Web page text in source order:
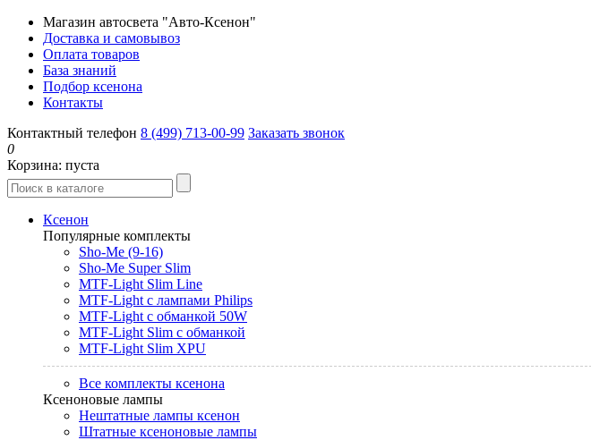
Магазин автосвета "Авто-Ксенон"
Доставка и самовывоз
Оплата товаров
База знаний
Подбор ксенона
Контакты
Контактный телефон 8 (499) 713-00-99 Заказать звонок
0
Корзина: пуста
Ксенон
Популярные комплекты
Sho-Me (9-16)
Sho-Me Super Slim
MTF-Light Slim Line
MTF-Light с лампами Philips
MTF-Light с обманкой 50W
MTF-Light Slim с обманкой
MTF-Light Slim XPU
Все комплекты ксенона
Ксеноновые лампы
Нештатные лампы ксенон
Штатные ксеноновые лампы